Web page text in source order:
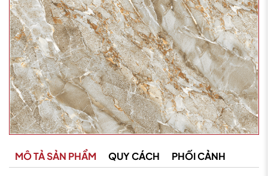
MÔ TẢ SẢN PHẨM QUY CÁCH PHỐI CẢNH